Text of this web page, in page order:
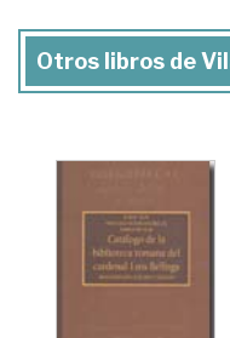
Otros libros de